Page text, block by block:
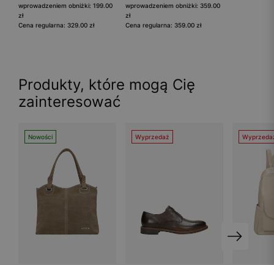
wprowadzeniem obniżki: 199.00
zł
Cena regularna: 329.00 zł
wprowadzeniem obniżki: 359.00
zł
Cena regularna: 359.00 zł
Produkty, które mogą Cię
zainteresować
Nowości Wyprzedaż